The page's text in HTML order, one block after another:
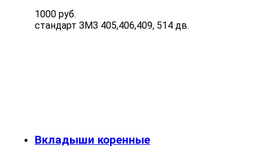
1000 руб.
стандарт ЗМЗ 405,406,409, 514 дв.
Вкладыши коренные